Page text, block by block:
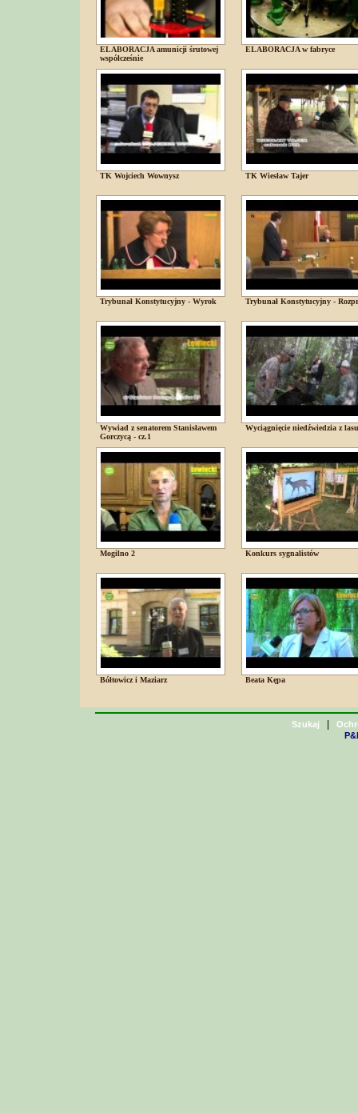
ELABORACJA amunicji śrutowej
współcześnie
ELABORACJA w fabryce
TK Wojciech Wownysz TK Wiesław Tajer
Trybunał Konstytucyjny - Wyrok Trybunał Konstytucyjny -
Wywiad z senatorem Stanisławem
Gorczycą - cz.1
Wyciągnięcie niedźwiedzia z lasu
Mogilno 2 Konkurs sygnalistów
Bółtowicz i Maziarz Beata Kępa
Szukaj |